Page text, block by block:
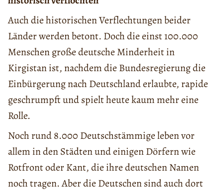
Auch die historischen Verflechtungen beider
Länder werden betont. Doch die einst 100.000
Menschen große deutsche Minderheit in
Kirgistan ist, nachdem die Bundesregierung die
Einbürgerung nach Deutschland erlaubte, rapide
geschrumpft und spielt heute kaum mehr eine
Rolle.
Noch rund 8.000 Deutschstämmige leben vor
allem in den Städten und einigen Dörfern wie
Rotfront oder Kant, die ihre deutschen Namen
noch tragen. Aber die Deutschen sind auch dort